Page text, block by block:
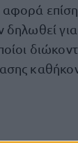
δηλωθεί για